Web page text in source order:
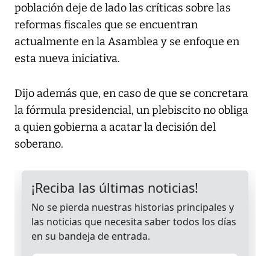
población deje de lado las críticas sobre las
reformas fiscales que se encuentran
actualmente en la Asamblea y se enfoque en
esta nueva iniciativa.
Dijo además que, en caso de que se concretara
la fórmula presidencial, un plebiscito no obliga
a quien gobierna a acatar la decisión del
soberano.